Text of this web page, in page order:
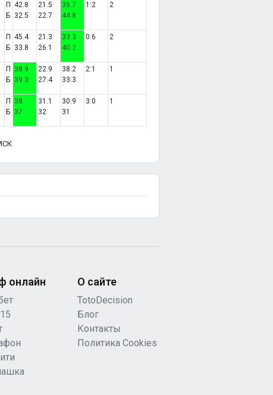
П
Б
42.8
32.5
21.5
22.7
35.7
44.8
1:2 2
П
Б
45.4
33.8
21.3
26.1
33.3
40.2
0:6 2
П
Б
38.9
39.3
22.9
27.4
38.2
33.3
2:1 1
П
Б
38
37
31.1
32
30.9
31
3:0 1
онлайн О сайте
TotoDecision
Блог
Контакты
Политика Cookies